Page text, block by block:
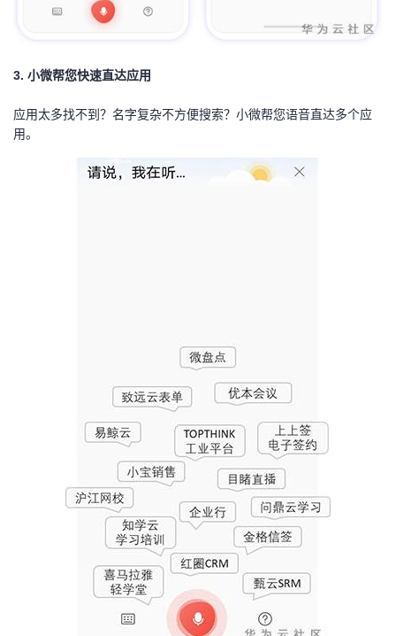
3. 小微帮您快速直达应用
应用太多找不到？名字复杂不方便搜索？小微帮您语音直达多个应
用。